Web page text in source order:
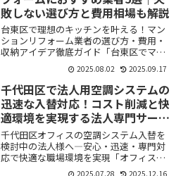
敗しない選び方と費用相場も解説
台東区で理想のキッチンを叶える！マン
ションリフォーム業者の選び方・費用・
収納アイデア徹底ガイド「台東区でマン
ションのキッチンリフォームを考えてい
るけど、どこに頼めばいいかわからな
い」「おしゃれで機能的なキッチンにし
たいけど予算も気になる」「...
2025.08.02 2025.09.17
千代田区で法人用空調システムの
迅速な入替対応！コスト削減と快
適環境を実現する法人専門サービ
ス
千代田区オフィスの空調システム入替を
検討中の法人様へ―安心・迅速・専門対
応で快適な職場環境を実現「オフィスの
空調が古くなって動作が不安定…」「急
2025.07.28 2025.12.16